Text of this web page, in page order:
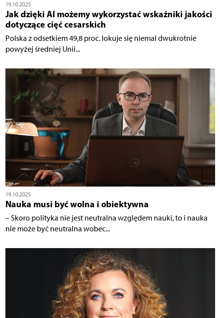
19.10.2025
Jak dzięki AI możemy wykorzystać wskaźniki jakości
dotyczące cięć cesarskich
Polska z odsetkiem 49,8 proc. lokuje się niemal dwukrotnie
powyżej średniej Unii...
19.10.2025
Nauka musi być wolna i obiektywna
– Skoro polityka nie jest neutralna względem nauki, to i nauka
nie może być neutralna wobec...